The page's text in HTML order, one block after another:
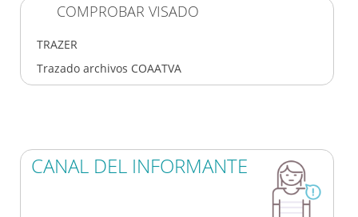
COMPROBAR VISADO
TRAZER
Trazado archivos COAATVA
CANAL DEL INFORMANTE